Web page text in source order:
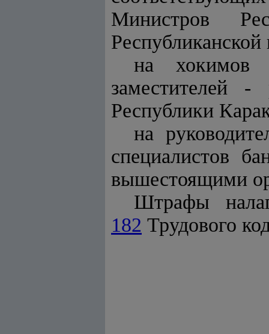
Министров
на хокимов
заместителей
Республики
на
специалистов
вышестоящими
Штрафы
182 Трудового